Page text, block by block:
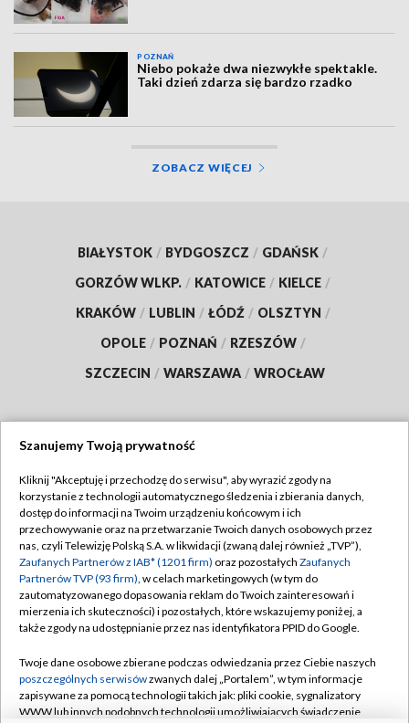
POZNAŃ
Niebo pokaże dwa niezwykłe spektakle.
Taki dzień zdarza się bardzo rzadko
ZOBACZ WIĘCEJ
BIAŁYSTOK / BYDGOSZCZ / GDAŃSK /
GORZÓW WLKP. / KATOWICE / KIELCE /
KRAKÓW / LUBLIN / ŁÓDŹ / OLSZTYN /
OPOLE / POZNAŃ / RZESZÓW /
SZCZECIN / WARSZAWA / WROCŁAW
TVP
Abonament TVP
Emisja w TVP
Centrum informacji TVP
Naziemna Telewizja Cyfrowa
Rada Programowa
System NOS
Regulamin TVP
Polityka prywatności
Moje zgody
Pomoc
Kontakt
Szanujemy Twoją prywatność
Kliknij "Akceptuję i przechodzę do serwisu", aby wyrazić zgody na
korzystanie z technologii automatycznego śledzenia i zbierania danych,
dostęp do informacji na Twoim urządzeniu końcowym i ich
przechowywanie oraz na przetwarzanie Twoich danych osobowych przez
nas, czyli Telewizję Polską S.A. w likwidacji (zwaną dalej również „TVP”),
Zaufanych Partnerów z IAB* (1201 firm) oraz pozostałych Zaufanych
Partnerów TVP (93 firm), w celach marketingowych (w tym do
zautomatyzowanego dopasowania reklam do Twoich zainteresowań i
mierzenia ich skuteczności) i pozostałych, które wskazujemy poniżej, a
także zgody na udostępnianie przez nas identyfikatora PPID do Google.
Twoje dane osobowe zbierane podczas odwiedzania przez Ciebie naszych
poszczególnych serwisówzwanych dalej „Portalem”, w tym informacje
zapisywane za pomocą technologii takich jak: pliki cookie, sygnalizatory
WWW lub innych podobnych technologii umożliwiających świadczenie